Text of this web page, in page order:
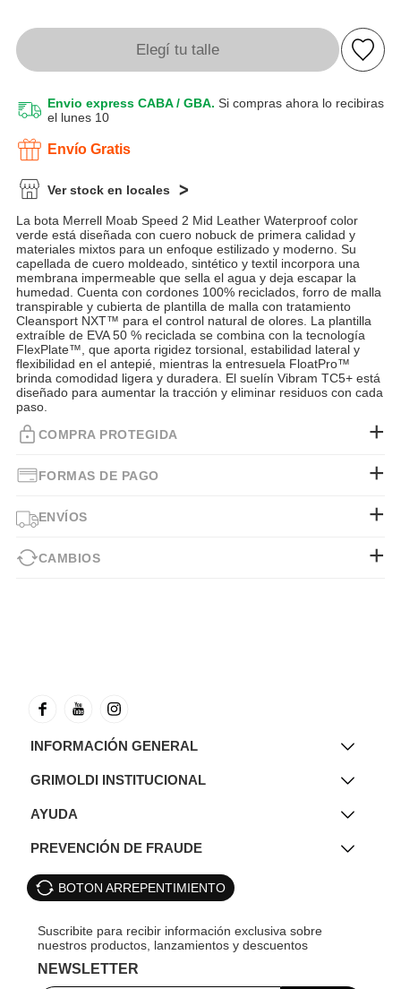
Elegí tu talle
Envio express CABA / GBA. Si compras ahora lo recibiras
el lunes 10
Envío Gratis
Ver stock en locales
La bota Merrell Moab Speed 2 Mid Leather Waterproof color
verde está diseñada con cuero nobuck de primera calidad y
materiales mixtos para un enfoque estilizado y moderno. Su
capellada de cuero moldeado, sintético y textil incorpora una
membrana impermeable que sella el agua y deja escapar la
humedad. Cuenta con cordones 100% reciclados, forro de malla
transpirable y cubierta de plantilla de malla con tratamiento
Cleansport NXT™ para el control natural de olores. La plantilla
extraíble de EVA 50 % reciclada se combina con la tecnología
FlexPlate™, que aporta rigidez torsional, estabilidad lateral y
flexibilidad en el antepié, mientras la entresuela FloatPro™
brinda comodidad ligera y duradera. El suelín Vibram TC5+ está
diseñado para aumentar la tracción y eliminar residuos con cada
paso.
COMPRA PROTEGIDA
FORMAS DE PAGO
ENVÍOS
CAMBIOS
INFORMACIÓN GENERAL
GRIMOLDI INSTITUCIONAL
AYUDA
PREVENCIÓN DE FRAUDE
BOTON ARREPENTIMIENTO
NEWSLETTER